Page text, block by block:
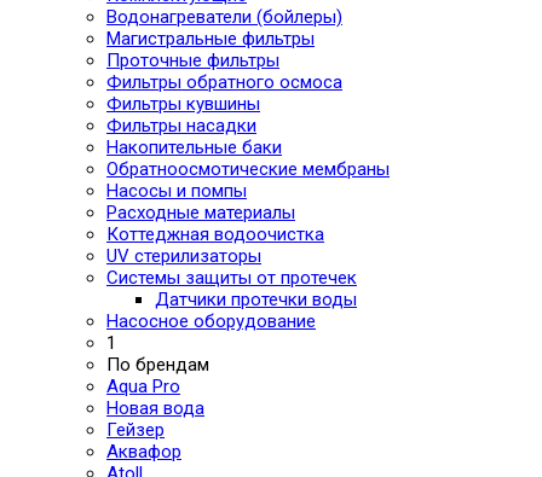
Водонагреватели (бойлеры)
Магистральные фильтры
Проточные фильтры
Фильтры обратного осмоса
Фильтры кувшины
Фильтры насадки
Накопительные баки
Обратноосмотические мембраны
Насосы и помпы
Расходные материалы
Коттеджная водоочистка
UV стерилизаторы
Системы защиты от протечек
Датчики протечки воды
Насосное оборудование
1
По брендам
Aqua Pro
Новая вода
Гейзер
Аквафор